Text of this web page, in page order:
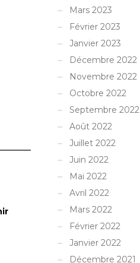
Mars 2023
Février 2023
Janvier 2023
Décembre 2022
Novembre 2022
Octobre 2022
Septembre 2022
Août 2022
Juillet 2022
Juin 2022
Mai 2022
Avril 2022
Mars 2022
Février 2022
Janvier 2022
Décembre 2021